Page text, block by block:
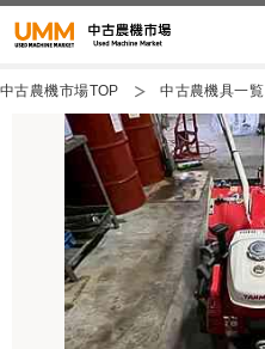
中古農機市場TOP 中古農機具一覧